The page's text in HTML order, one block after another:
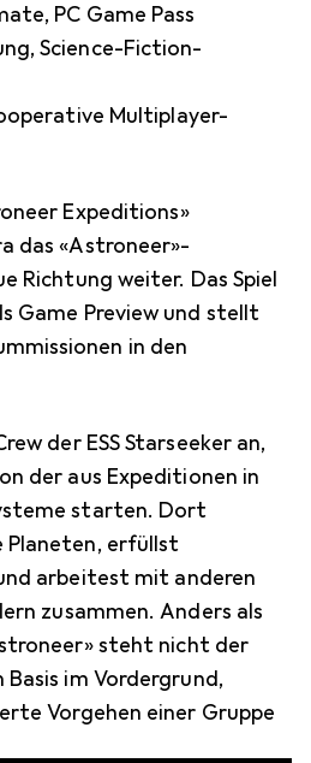
PC Game Pass
Science-Fiction-
Multiplayer-
Expeditions»
das «Astroneer»-
Richtung weiter. Das Spiel
Game Preview und stellt
in den
der ESS Starseeker an,
der aus Expeditionen in
starten. Dort
Planeten, erfüllst
arbeitest mit anderen
zusammen. Anders als
steht nicht der
im Vordergrund,
Vorgehen einer Gruppe